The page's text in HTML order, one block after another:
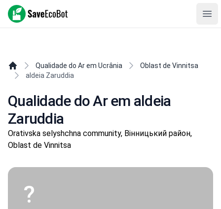
SaveEcoBot
Qualidade do Ar em Ucrânia
Oblast de Vinnitsa
aldeia Zaruddia
Qualidade do Ar em aldeia
Zaruddia
Orativska selyshchna community, Вінницький район,
Oblast de Vinnitsa
?